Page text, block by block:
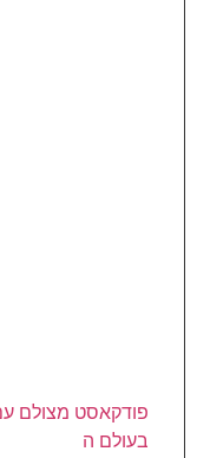
פודקאסט מצולם
בעולם ה